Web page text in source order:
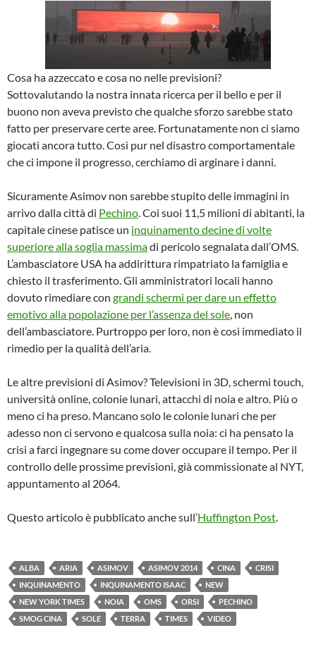
Cosa ha azzeccato e cosa no nelle previsioni?
Sottovalutando la nostra innata ricerca per il bello e per il
buono non aveva previsto che qualche sforzo sarebbe stato
fatto per preservare certe aree. Fortunatamente non ci siamo
giocati ancora tutto. Così pur nel disastro comportamentale
che ci impone il progresso, cerchiamo di arginare i danni.
Sicuramente Asimov non sarebbe stupito delle immagini in
arrivo dalla città di Pechino. Coi suoi 11,5 milioni di abitanti, la
capitale cinese patisce un inquinamento decine di volte
superiore alla soglia massimadi pericolo segnalata dall’OMS.
L’ambasciatore USA ha addirittura rimpatriato la famiglia e
chiesto il trasferimento. Gli amministratori locali hanno
dovuto rimediare con grandi schermi per dare un effetto
emotivo alla popolazione per l’assenza del sole, non
dell’ambasciatore. Purtroppo per loro, non è così immediato il
rimedio per la qualità dell’aria.
Le altre previsioni di Asimov? Televisioni in 3D, schermi touch,
università online, colonie lunari, attacchi di noia e altro. Più o
meno ci ha preso. Mancano solo le colonie lunari che per
adesso non ci servono e qualcosa sulla noia: ci ha pensato la
crisi a farci ingegnare su come dover occupare il tempo. Per il
controllo delle prossime previsioni, già commissionate al NYT,
appuntamento al 2064.
Questo articolo è pubblicato anche sull’Huffington Post.
ALBA ARIA ASIMOV ASIMOV 2014 CINA
CRISI
INQUINAMENTO
INQUINAMENTO ISAAC
NEW
NEW YORK TIMES
NOIA OMS ORSI
PECHINO
SMOG CINA
SOLE TERRA TIMES VIDEO